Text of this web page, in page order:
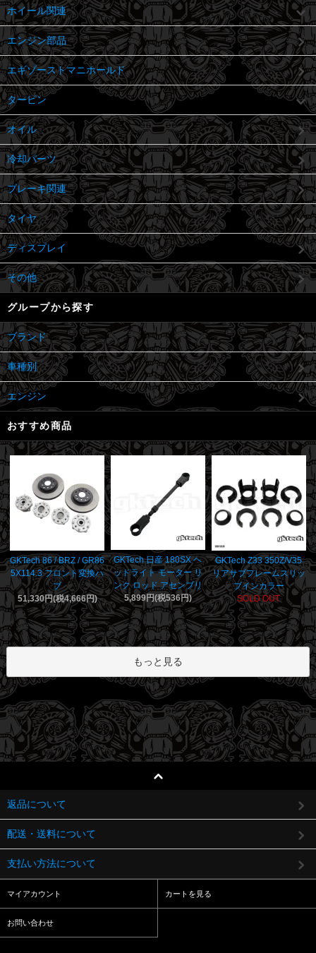
ホイール関連
エンジン部品
エギゾーストマニホールド
タービン
オイル
冷却パーツ
ブレーキ関連
タイヤ
ディスプレイ
その他
グループから探す
ブランド
車種別
エンジン
おすすめ商品
GKTech 86 / BRZ / GR86
5X114.3 フロント変換ハ
ブ
51,330円(税4,666円)
GKTech 日産 180SX ヘ
ッドライト モーター リ
ンク ロッド アセンブリ
5,899円(税536円)
GKTech Z33 350Z/V35
リアサブフレームスリッ
プインカラー
SOLD OUT
もっと見る
返品について
配送・送料について
支払い方法について
マイアカウント カートを見る
お問い合わせ